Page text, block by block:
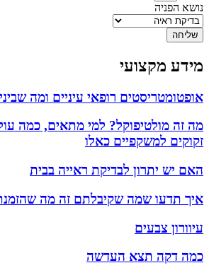
נושא הפניה
שליחה
מידע מקצועי
אופטומטריסטים רופאי עיניים ומה
מה זה מולטיפוקל? למי מתאים, כמה
זקוקים למשקפיים כאלו
האם יש יתרון לבדיקת ראייה בבית
איך תדעו שמה שקיבלתם זה מה
עיוורון צבעים
כמה דקה תצא העדשה